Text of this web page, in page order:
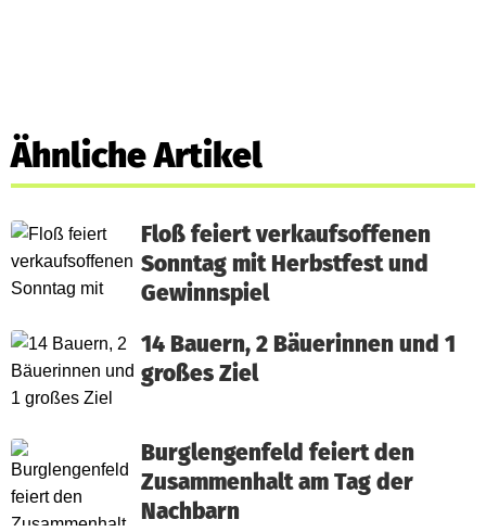
Ähnliche Artikel
Floß feiert verkaufsoffenen
Sonntag mit Herbstfest und
Gewinnspiel
14 Bauern, 2 Bäuerinnen und 1
großes Ziel
Burglengenfeld feiert den
Zusammenhalt am Tag der
Nachbarn